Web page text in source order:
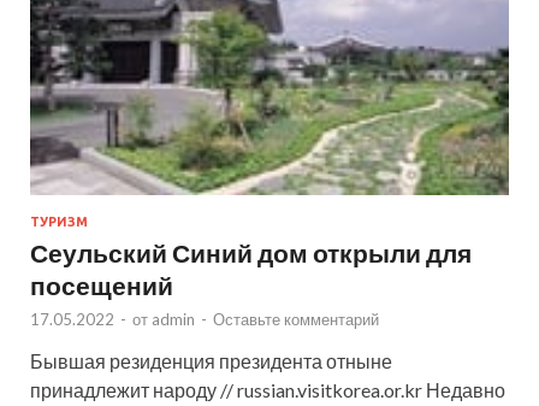
ТУРИЗМ
Сеульский Синий дом открыли для
посещений
17.05.2022 - от admin - Оставьте комментарий
Бывшая резиденция президента отныне
принадлежит народу // russian.visitkorea.or.kr Недавно